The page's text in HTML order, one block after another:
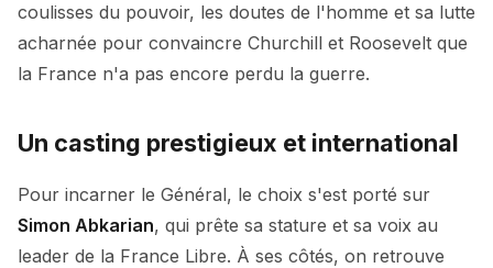
coulisses du pouvoir, les doutes de l'homme et sa lutte
acharnée pour convaincre Churchill et Roosevelt que
la France n'a pas encore perdu la guerre.
Un casting prestigieux et international
Pour incarner le Général, le choix s'est porté sur
Simon Abkarian, qui prête sa stature et sa voix au
leader de la France Libre. À ses côtés, on retrouve